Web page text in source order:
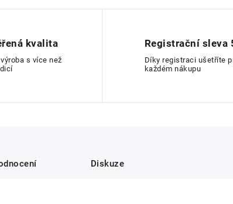
kvalita
s více než
Registrační sleva
Díky registraci ušetříte
každém nákupu
Diskuze